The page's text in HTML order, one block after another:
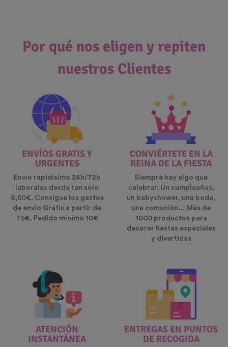
Por qué nos eligen y repiten
nuestros Clientes
ENVÍOS GRATIS Y
URGENTES
Envío rapidísimo 24h/72h
laborales desde tan solo
6,50€. Consigue los gastos
de envio Gratis a partir de
75€. Pedido mínimo 10€
CONVIÉRTETE EN LA
REINA DE LA FIESTA
Siempre hay algo que
celebrar. Un cumpleaños,
un babyshower, una boda,
una comunión... Más de
1000 productos para
decorar fiestas especiales
y divertidas
ATENCIÓN
INSTANTÁNEA
ENTREGAS EN PUNTOS
DE RECOGIDA